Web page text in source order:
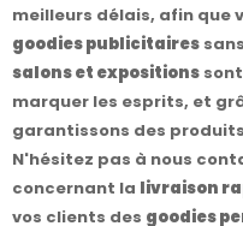
meilleurs délais, afin que
goodies publicitaires
salons et expositions
marquer les esprits, et
garantissons des
N'hésitez pas à nous
concernant la livraison
vos clients des goodies